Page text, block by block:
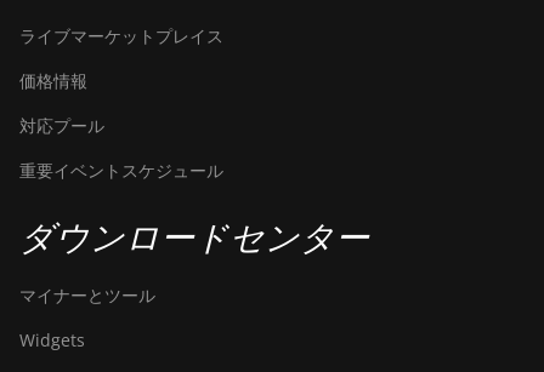
ライブマーケットプレイス
価格情報
対応プール
重要イベントスケジュール
ダウンロードセンター
マイナーとツール
Widgets